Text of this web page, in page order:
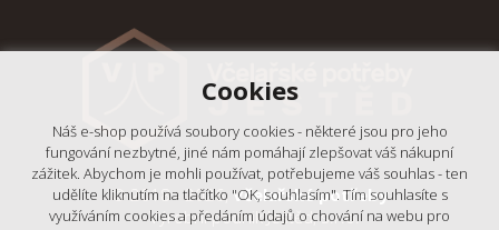
© 2018 - 2026, Včelařské potřeby
- Výrobní podnik Ještěd, s.r.o.
Cookies
Náš e-shop používá soubory cookies - některé jsou pro jeho
fungování nezbytné, jiné nám pomáhají zlepšovat váš nákupní
zážitek. Abychom je mohli používat, potřebujeme váš souhlas - ten
udělíte kliknutím na tlačítko "OK, souhlasím". Tím souhlasíte s
využíváním cookies a předáním údajů o chování na webu pro